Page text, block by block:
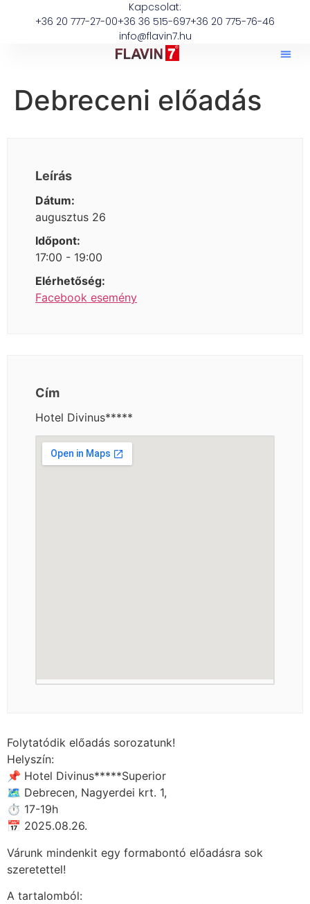
Kapcsolat:
+36 20 777-27-00+36 36 515-697+36 20 775-76-46
info@flavin7.hu
Debreceni előadás
Leírás
Dátum:
augusztus 26
Időpont:
17:00 - 19:00
Elérhetőség:
Facebook esemény
Cím
Hotel Divinus*****
Folytatódik előadás sorozatunk!
Helyszín:
📌 Hotel Divinus*****Superior
🗺 Debrecen, Nagyerdei krt. 1,
⏱ 17-19h
📅 2025.08.26.
Várunk mindenkit egy formabontó előadásra sok
szeretettel!
A tartalomból: